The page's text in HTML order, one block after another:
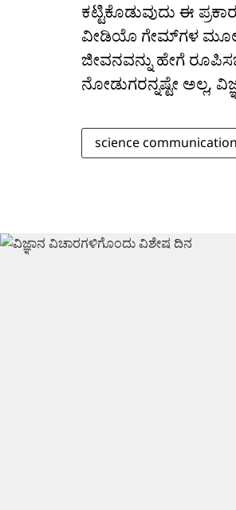
ಕಟ್ಟಿಕೊಡುವುದು ಈ
ವೀಡಿಯೊ ಗೇಮ್‌ಗಳ
ಜೀವನವನ್ನು ಹೇಗೆ
ನೋಡುಗರನ್ನಷ್ಟೇ ಅಲ್ಲ,
science communication